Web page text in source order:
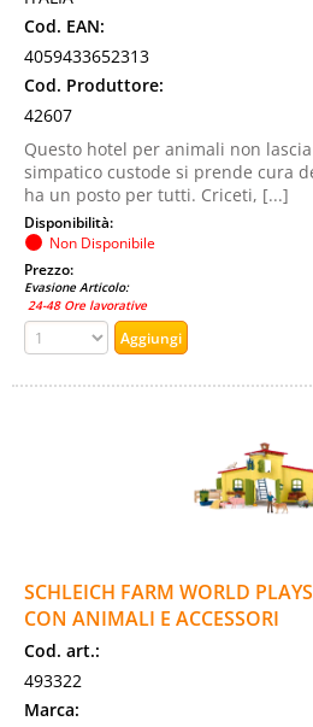
Cod. EAN:
4059433652313
Cod. Produttore:
42607
Questo hotel per animali non
simpatico custode si prende cura
ha un posto per tutti. Criceti, [...]
Disponibilità:
Non Disponibile
Prezzo:
Evasione Articolo:
24-48 Ore lavorative
SCHLEICH FARM WORLD
CON ANIMALI E ACCESSORI
Cod. art.:
493322
Marca: